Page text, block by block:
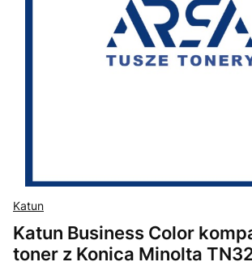
Katun
Katun Business Color
toner z Konica Minolta